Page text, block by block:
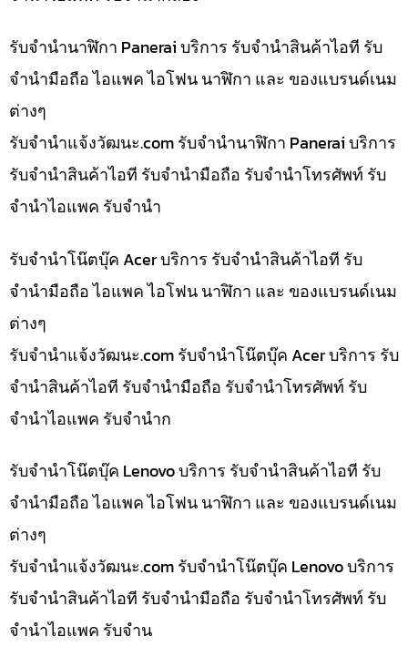
รับจำนำนาฬิกา Panerai บริการ รับจำนำสินค้าไอที รับ
จำนำมือถือ ไอแพค ไอโฟน นาฬิกา และ ของแบรนด์เนม
ต่างๆ
รับจํานําแจ้งวัฒนะ.com รับจำนำนาฬิกา Panerai บริการ
รับจำนำสินค้าไอที รับจำนำมือถือ รับจำนำโทรศัพท์ รับ
จำนำไอแพค รับจำนำ
รับจำนำโน๊ตบุ๊ค Acer บริการ รับจำนำสินค้าไอที รับ
จำนำมือถือ ไอแพค ไอโฟน นาฬิกา และ ของแบรนด์เนม
ต่างๆ
รับจํานําแจ้งวัฒนะ.com รับจำนำโน๊ตบุ๊ค Acer บริการ รับ
จำนำสินค้าไอที รับจำนำมือถือ รับจำนำโทรศัพท์ รับ
จำนำไอแพค รับจำนำก
รับจำนำโน๊ตบุ๊ค Lenovo บริการ รับจำนำสินค้าไอที รับ
จำนำมือถือ ไอแพค ไอโฟน นาฬิกา และ ของแบรนด์เนม
ต่างๆ
รับจํานําแจ้งวัฒนะ.com รับจำนำโน๊ตบุ๊ค Lenovo บริการ
รับจำนำสินค้าไอที รับจำนำมือถือ รับจำนำโทรศัพท์ รับ
จำนำไอแพค รับจำน